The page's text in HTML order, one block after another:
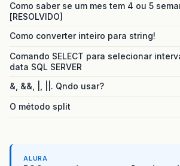
Como saber se um mes tem 4 ou 5
[RESOLVIDO]
Como converter inteiro para string!
Comando SELECT para selecionar
data SQL SERVER
&, &&, |, ||. Qndo usar?
O método split
ALURA